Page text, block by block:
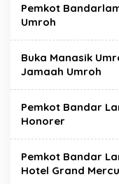
Pemkot
Umroh
Buka Manasik
Jamaah Umroh
Pemkot Bandar
Honorer
Pemkot Bandar
Hotel Grand